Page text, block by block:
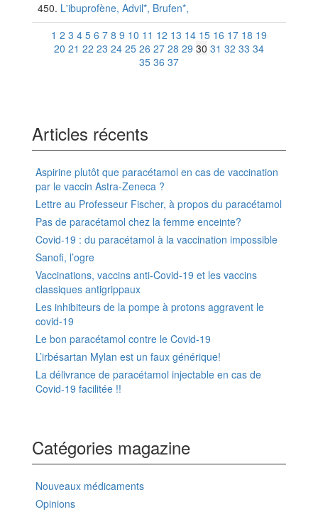
L'ibuprofène, Advil*, Brufen*,
1 2 3 4 5 6 7 8 9 10 11 12 13 14 15 16 17 18 19
20 21 22 23 24 25 26 27 28 29 30 31 32 33 34
35 36 37
Articles récents
Aspirine plutôt que paracétamol en cas de vaccination
par le vaccin Astra-Zeneca ?
Lettre au Professeur Fischer, à propos du paracétamol
Pas de paracétamol chez la femme enceinte?
Covid-19 : du paracétamol à la vaccination impossible
Sanofi, l’ogre
Vaccinations, vaccins anti-Covid-19 et les vaccins
classiques antigrippaux
Les inhibiteurs de la pompe à protons aggravent le
covid-19
Le bon paracétamol contre le Covid-19
L’irbésartan Mylan est un faux générique!
La délivrance de paracétamol injectable en cas de
Covid-19 facilitée !!
Catégories magazine
Nouveaux médicaments
Opinions